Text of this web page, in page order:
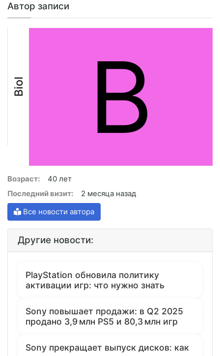
Автор записи
Biol B
Возраст:
40 лет
Последний визит:
2 месяца назад
Все новости автора
Другие новости:
PlayStation обновила политику
активации игр: что нужно знать
Sony повышает продажи: в Q2 2025
продано 3,9 млн PS5 и 80,3 млн игр
Sony прекращает выпуск дисков: как